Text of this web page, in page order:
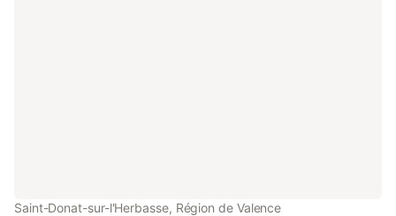
Saint-Donat-sur-l'Herbasse, Région de Valence